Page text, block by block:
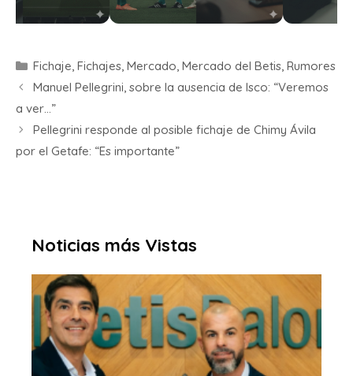
Fichaje, Fichajes, Mercado, Mercado del Betis, Rumores
Manuel Pellegrini, sobre la ausencia de Isco: “Veremos
a ver…”
Pellegrini responde al posible fichaje de Chimy Ávila
por el Getafe: “Es importante”
Noticias más Vistas